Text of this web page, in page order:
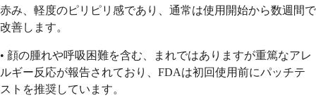
赤み、軽度のピリピリ感であり、通常は使用開始から数週間で
改善します。
• 顔の腫れや呼吸困難を含む、まれではありますが重篤なアレ
ルギー反応が報告されており、FDAは初回使用前にパッチテ
ストを推奨しています。